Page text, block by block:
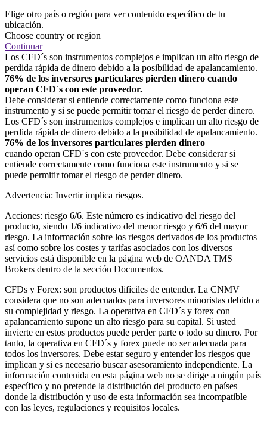
Elige otro país o región para ver contenido específico de tu
ubicación.
Choose country or region
Continuar
Los CFD´s son instrumentos complejos e implican un alto riesgo de
perdida rápida de dinero debido a la posibilidad de apalancamiento.
76% de los inversores particulares pierden dinero cuando
operan CFD´s con este proveedor.
Debe considerar si entiende correctamente como funciona este
instrumento y si se puede permitir tomar el riesgo de perder dinero.
Los CFD´s son instrumentos complejos e implican un alto riesgo de
perdida rápida de dinero debido a la posibilidad de apalancamiento.
76% de los inversores particulares pierden dinero
cuando operan CFD´s con este proveedor. Debe considerar si
entiende correctamente como funciona este instrumento y si se
puede permitir tomar el riesgo de perder dinero.
Advertencia: Invertir implica riesgos.
Acciones: riesgo 6/6. Este número es indicativo del riesgo del
producto, siendo 1/6 indicativo del menor riesgo y 6/6 del mayor
riesgo. La información sobre los riesgos derivados de los productos
así como sobre los costes y tarifas asociados con los diversos
servicios está disponible en la página web de OANDA TMS
Brokers dentro de la sección Documentos.
CFDs y Forex: son productos difíciles de entender. La CNMV
considera que no son adecuados para inversores minoristas debido a
su complejidad y riesgo. La operativa en CFD´s y forex con
apalancamiento supone un alto riesgo para su capital. Si usted
invierte en estos productos puede perder parte o todo su dinero. Por
tanto, la operativa en CFD´s y forex puede no ser adecuada para
todos los inversores. Debe estar seguro y entender los riesgos que
implican y si es necesario buscar asesoramiento independiente. La
información contenida en esta página web no se dirige a ningún país
específico y no pretende la distribución del producto en países
donde la distribución y uso de esta información sea incompatible
con las leyes, regulaciones y requisitos locales.